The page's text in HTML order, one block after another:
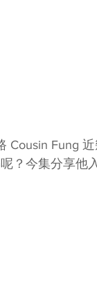
Cousin Fung
？今集分享他